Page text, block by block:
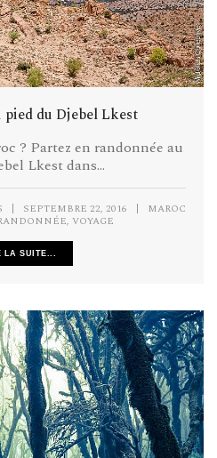
du Djebel Lkest
? Partez en randonnée au
Lkest dans...
| SEPTEMBRE 22, 2016 |
MAROC
, VOYAGE
LA SUITE...